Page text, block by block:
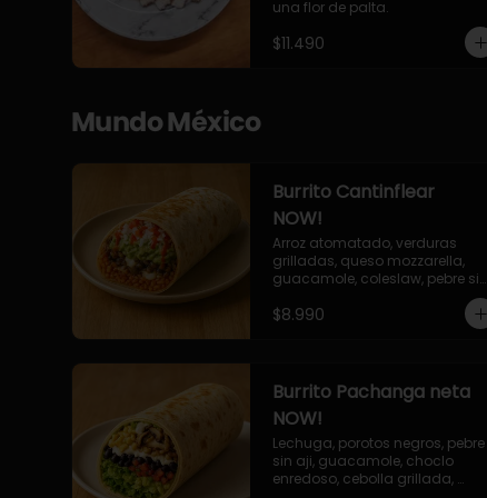
una flor de palta.
$11.490
Mundo México
Burrito Cantinflear
NOW!
Arroz atomatado, verduras
grilladas, queso mozzarella,
guacamole, coleslaw, pebre sin
$8.990
Burrito Pachanga neta
NOW!
Lechuga, porotos negros, pebre
sin aji, guacamole, choclo
enredoso, cebolla grillada,